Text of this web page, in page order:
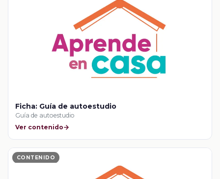
Ficha: Guía de autoestudio
Guía de autoestudio
Ver contenido
CONTENIDO